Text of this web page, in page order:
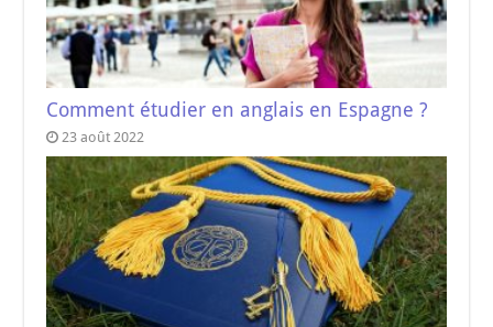
Comment étudier en anglais en Espagne ?
23 août 2022